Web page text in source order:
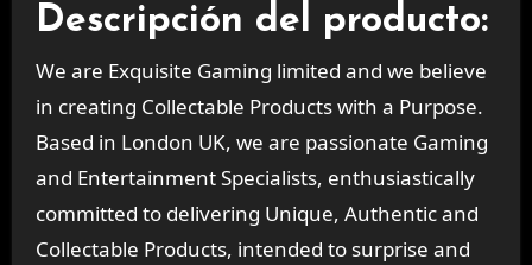
Descripción del producto:
We are Exquisite Gaming limited and we believe
in creating Collectable Products with a Purpose.
Based in London UK, we are passionate Gaming
and Entertainment Specialists, enthusiastically
committed to delivering Unique, Authentic and
Collectable Products, intended to surprise and